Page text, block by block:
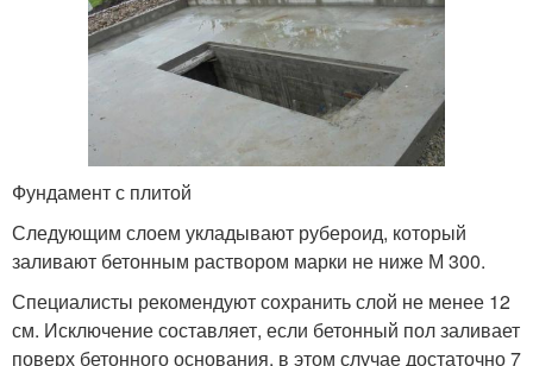
Фундамент с плитой
Следующим слоем укладывают рубероид, который
заливают бетонным раствором марки не ниже М 300.
Специалисты рекомендуют сохранить слой не менее 12
см. Исключение составляет, если бетонный пол заливает
поверх бетонного основания, в этом случае достаточно 7